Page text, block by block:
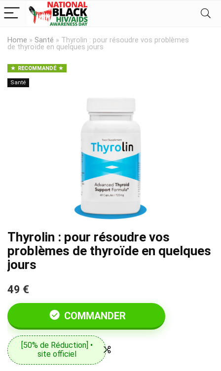
Home » Santé » Thyrolin : pour résoudre vos problèmes
de thyroïde en quelques jours
RECOMMANDÉ
Santé
Thyrolin : pour résoudre vos
problèmes de thyroïde en quelques
jours
49 €
COMMANDER
[50% de Réduction] •
site officiel